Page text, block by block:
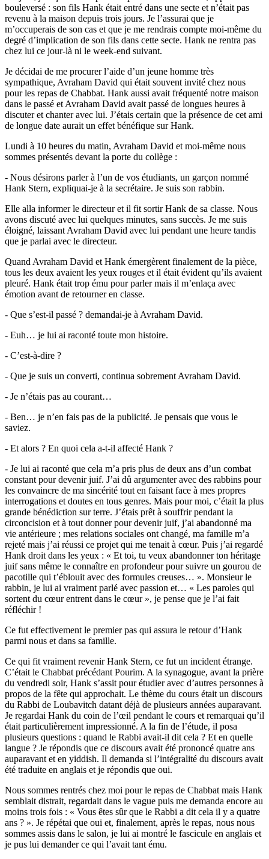
bouleversé : son fils Hank était entré dans une secte et n’était pas
revenu à la maison depuis trois jours. Je l’assurai que je
m’occuperais de son cas et que je me rendrais compte moi-même du
degré d’implication de son fils dans cette secte. Hank ne rentra pas
chez lui ce jour-là ni le week-end suivant.
Je décidai de me procurer l’aide d’un jeune homme très
sympathique, Avraham David qui était souvent invité chez nous
pour les repas de Chabbat. Hank aussi avait fréquenté notre maison
dans le passé et Avraham David avait passé de longues heures à
discuter et chanter avec lui. J’étais certain que la présence de cet ami
de longue date aurait un effet bénéfique sur Hank.
Lundi à 10 heures du matin, Avraham David et moi-même nous
sommes présentés devant la porte du collège :
- Nous désirons parler à l’un de vos étudiants, un garçon nommé
Hank Stern, expliquai-je à la secrétaire. Je suis son rabbin.
Elle alla informer le directeur et il fit sortir Hank de sa classe. Nous
avons discuté avec lui quelques minutes, sans succès. Je me suis
éloigné, laissant Avraham David avec lui pendant une heure tandis
que je parlai avec le directeur.
Quand Avraham David et Hank émergèrent finalement de la pièce,
tous les deux avaient les yeux rouges et il était évident qu’ils avaient
pleuré. Hank était trop ému pour parler mais il m’enlaça avec
émotion avant de retourner en classe.
- Que s’est-il passé ? demandai-je à Avraham David.
- Euh… je lui ai raconté toute mon histoire.
- C’est-à-dire ?
- Que je suis un converti, continua sobrement Avraham David.
- Je n’étais pas au courant…
- Ben… je n’en fais pas de la publicité. Je pensais que vous le
saviez.
- Et alors ? En quoi cela a-t-il affecté Hank ?
- Je lui ai raconté que cela m’a pris plus de deux ans d’un combat
constant pour devenir juif. J’ai dû argumenter avec des rabbins pour
les convaincre de ma sincérité tout en faisant face à mes propres
interrogations et doutes en tous genres. Mais pour moi, c’était la plus
grande bénédiction sur terre. J’étais prêt à souffrir pendant la
circoncision et à tout donner pour devenir juif, j’ai abandonné ma
vie antérieure ; mes relations sociales ont changé, ma famille m’a
rejeté mais j’ai réussi ce projet qui me tenait à cœur. Puis j’ai regardé
Hank droit dans les yeux : « Et toi, tu veux abandonner ton héritage
juif sans même le connaître en profondeur pour suivre un gourou de
pacotille qui t’éblouit avec des formules creuses… ». Monsieur le
rabbin, je lui ai vraiment parlé avec passion et… « Les paroles qui
sortent du cœur entrent dans le cœur », je pense que je l’ai fait
réfléchir !
Ce fut effectivement le premier pas qui assura le retour d’Hank
parmi nous et dans sa famille.
Ce qui fit vraiment revenir Hank Stern, ce fut un incident étrange.
C’était le Chabbat précédant Pourim. A la synagogue, avant la prière
du vendredi soir, Hank s’assit pour étudier avec d’autres personnes à
propos de la fête qui approchait. Le thème du cours était un discours
du Rabbi de Loubavitch datant déjà de plusieurs années auparavant.
Je regardai Hank du coin de l’œil pendant le cours et remarquai qu’il
était particulièrement impressionné. A la fin de l’étude, il posa
plusieurs questions : quand le Rabbi avait-il dit cela ? Et en quelle
langue ? Je répondis que ce discours avait été prononcé quatre ans
auparavant et en yiddish. Il demanda si l’intégralité du discours avait
été traduite en anglais et je répondis que oui.
Nous sommes rentrés chez moi pour le repas de Chabbat mais Hank
semblait distrait, regardait dans le vague puis me demanda encore au
moins trois fois : « Vous êtes sûr que le Rabbi a dit cela il y a quatre
ans ? ». Je répétai que oui et, finalement, après le repas, nous nous
sommes assis dans le salon, je lui ai montré le fascicule en anglais et
je pus lui demander ce qui l’avait tant ému.